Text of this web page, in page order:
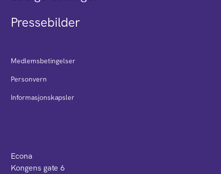
Pressebilder
Medlemsbetingelser
Personvern
Informasjonskapsler
Econa
Kongens gate 6